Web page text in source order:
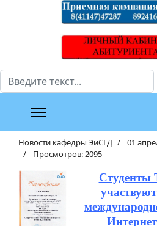
Поиск
Новости кафедры ЭиСГД
01
Просмотров: 2095